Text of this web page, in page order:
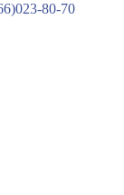
80-70